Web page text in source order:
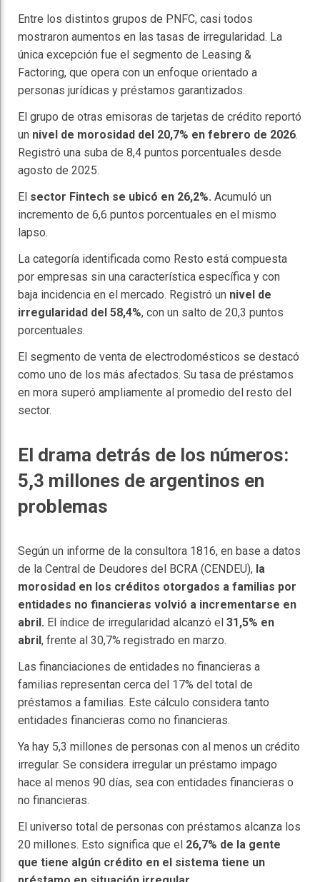
Entre los distintos grupos de PNFC, casi todos
mostraron aumentos en las tasas de irregularidad. La
única excepción fue el segmento de Leasing &
Factoring, que opera con un enfoque orientado a
personas jurídicas y préstamos garantizados.
El grupo de otras emisoras de tarjetas de crédito reportó
un nivel de morosidad del 20,7% en febrero de 2026.
Registró una suba de 8,4 puntos porcentuales desde
agosto de 2025.
El sector Fintech se ubicó en 26,2%. Acumuló un
incremento de 6,6 puntos porcentuales en el mismo
lapso.
La categoría identificada como Resto está compuesta
por empresas sin una característica específica y con
baja incidencia en el mercado. Registró un nivel de
irregularidad del 58,4%, con un salto de 20,3 puntos
porcentuales.
El segmento de venta de electrodomésticos se destacó
como uno de los más afectados. Su tasa de préstamos
en mora superó ampliamente al promedio del resto del
sector.
El drama detrás de los números:
5,3 millones de argentinos en
problemas
Según un informe de la consultora 1816, en base a datos
de la Central de Deudores del BCRA (CENDEU), la
morosidad en los créditos otorgados a familias por
entidades no financieras volvió a incrementarse en
abril. El índice de irregularidad alcanzó el 31,5% en
abril, frente al 30,7% registrado en marzo.
Las financiaciones de entidades no financieras a
familias representan cerca del 17% del total de
préstamos a familias. Este cálculo considera tanto
entidades financieras como no financieras.
Ya hay 5,3 millones de personas con al menos un crédito
irregular. Se considera irregular un préstamo impago
hace al menos 90 días, sea con entidades financieras o
no financieras.
El universo total de personas con préstamos alcanza los
20 millones. Esto significa que el 26,7% de la gente
que tiene algún crédito en el sistema tiene un